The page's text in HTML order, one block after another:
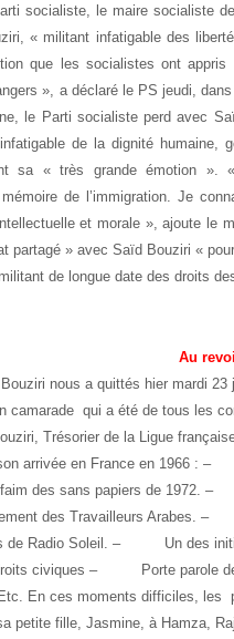
socialiste, le maire socialiste
« militant infatigable des
que les socialistes ont
», a déclaré le PS jeudi,
le Parti socialiste perd avec
de la dignité humaine,
sa « très grande émotion
de l’immigration. Je
et morale », ajoute le
partagé » avec Saïd Bouziri «
de longue date des droits
Au
nous a quittés hier mardi
camarade qui a été de tous les
Trésorier de la Ligue
son arrivée en France en
faim des sans papiers de
des Travailleurs Arabes.
Radio Soleil. – Un des
droits civiques – Porte parole
En ces moments difficiles, les
petite fille, Jasmine, à Hamza,